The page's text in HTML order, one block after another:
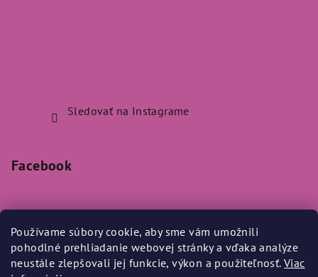
Používame súbory cookie, aby sme vám umožnili
pohodlné prehliadanie webovej stránky a vďaka analýze
neustále zlepšovali jej funkcie, výkon a použiteľnosť. Viac
Sledovať na Instagrame
Facebook
Prijímame online platby